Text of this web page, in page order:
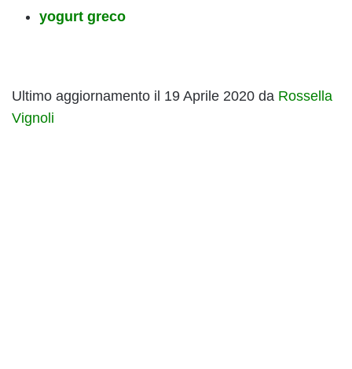
yogurt greco
Ultimo aggiornamento il 19 Aprile 2020 da Rossella
Vignoli